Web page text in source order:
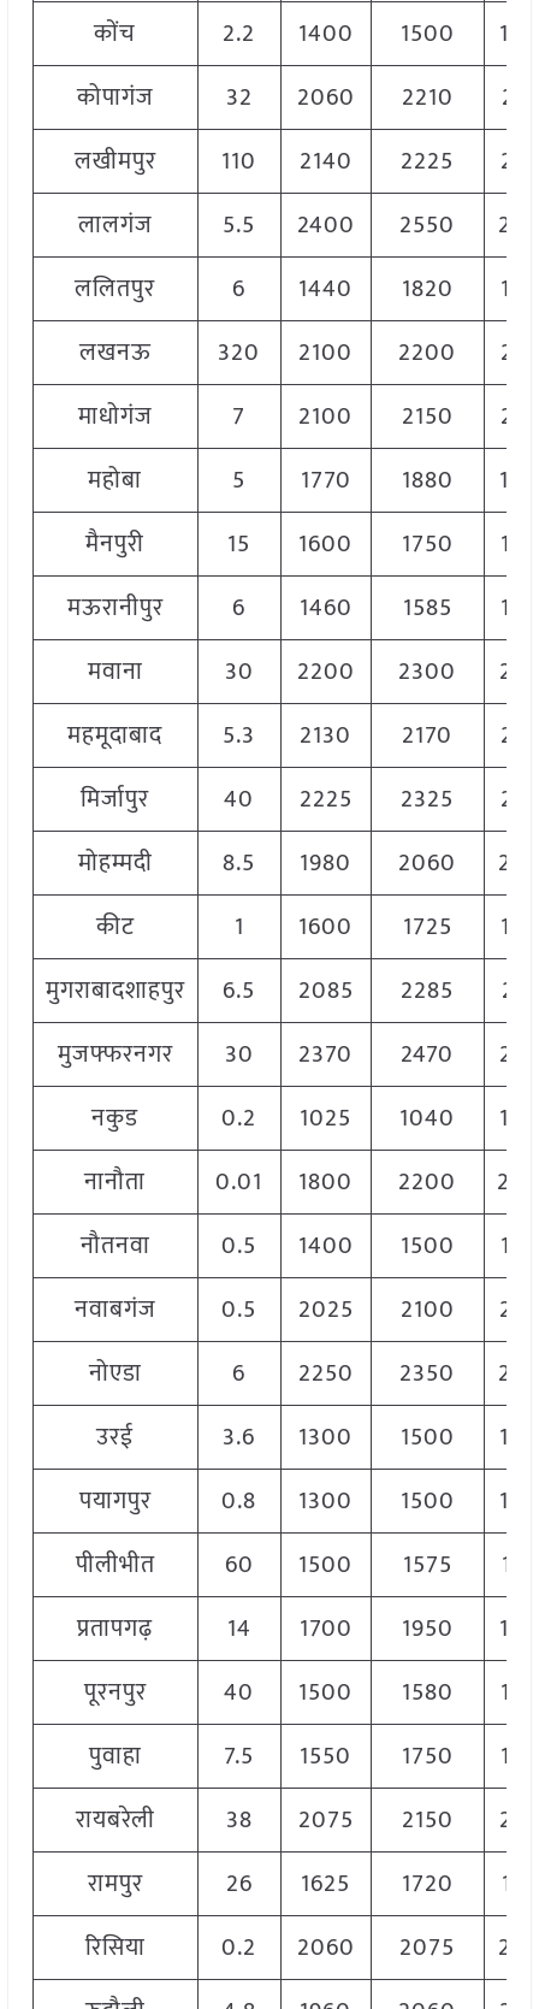
कोंच
2.2 1400 1500
कोपागंज
32 2060 2210
लखीमपुर
110 2140 2225
लालगंज
5.5 2400 2550
ललितपुर
6 1440 1820
लखनऊ
320 2100 2200
माधोगंज
7 2100 2150
महोबा
5 1770 1880
मैनपुरी
15 1600 1750
मऊरानीपुर
6 1460 1585
मवाना
30 2200 2300
महमूदाबाद
5.3 2130 2170
मिर्जापुर
40 2225 2325
मोहम्मदी
8.5 1980 2060
कीट
1 1600 1725
मुगराबादशाहपुर
6.5 2085 2285
मुजफ्फरनगर
30 2370 2470
नकुड
0.2 1025 1040
नानौता
0.01 1800 2200
नौतनवा
0.5 1400 1500
नवाबगंज
0.5 2025 2100
नोएडा
6 2250 2350
उरई
3.6 1300 1500
पयागपुर
0.8 1300 1500
पीलीभीत
60 1500 1575
प्रतापगढ़
14 1700 1950
पूरनपुर
40 1500 1580
पुवाहा
7.5 1550 1750
रायबरेली
38 2075 2150
रामपुर
26 1625 1720
रिसिया
0.2 2060 2075